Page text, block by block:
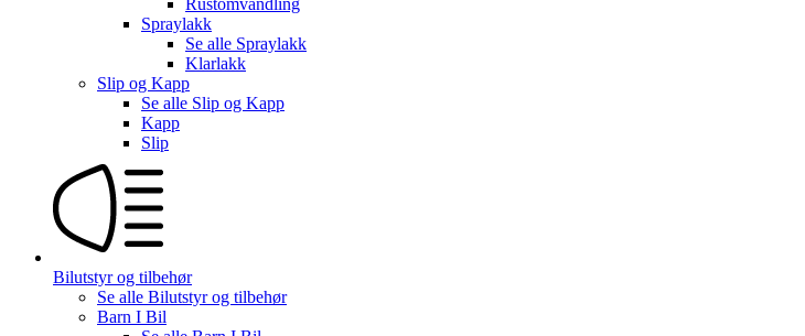
Spraylakk
Se alle Spraylakk
Klarlakk
Slip og Kapp
Se alle Slip og Kapp
Kapp
Slip
Bilutstyr og tilbehør
Se alle Bilutstyr og tilbehør
Barn I Bil